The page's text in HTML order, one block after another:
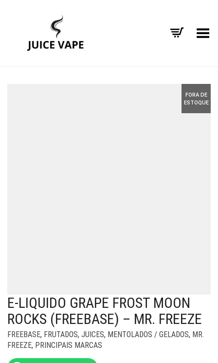
Alternar Menu
FORA DE
ESTOQUE
E-LIQUIDO GRAPE FROST MOON
ROCKS (FREEBASE) – MR. FREEZE
FREEBASE, FRUTADOS, JUICES, MENTOLADOS / GELADOS, MR.
FREEZE, PRINCIPAIS MARCAS